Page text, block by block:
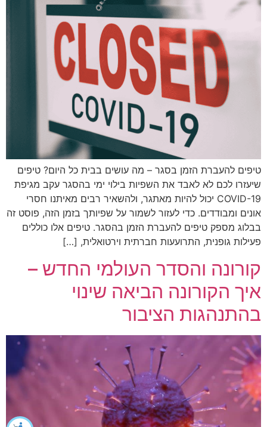
טיפים להעברת הזמן בסגר – מה עושים בבית כל היום? טיפים
שיעזרו לכם לא לאבד את השפיות בילוי ימי בהסגר עקב מגיפת
COVID-19 יכול להיות מאתגר, ולהשאיר רבים מאיתנו חסרי
אונים ומבודדים. כדי לעזור לשמור על שפיותך בזמן הזה, פוסט זה
בבלוג מספק טיפים להעברת הזמן בהסגר. טיפים אלו כוללים
פעילות גופנית, התרועעות חברתית וירטואלית, […]
קורונה והסדר העולמי החדש –
איך הקורונה הביאה שינוי
בהתנהגות הציבור